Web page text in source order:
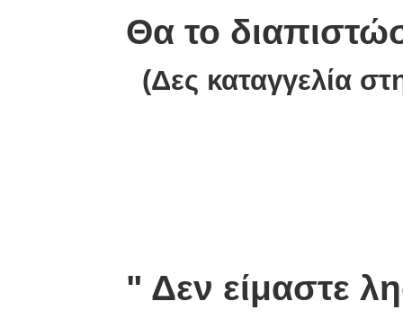
Θα το
(Δες καταγγελία
" Δεν είμαστε